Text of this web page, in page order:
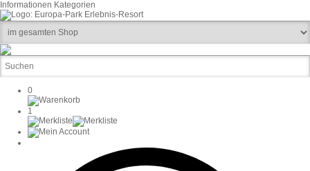
Informationen Kategorien
0
1